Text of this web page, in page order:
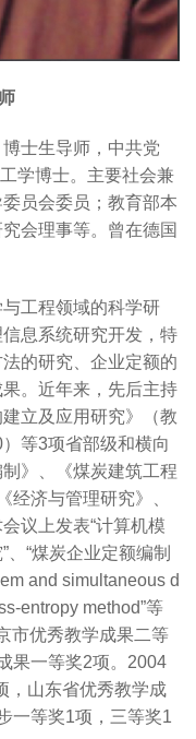
士生导师，中共党
学博士。主要社会兼
员会委员；教育部本
会理事等。曾在德国
工程领域的科学研
息系统研究开发，特
的研究、企业定额的
。近年来，先后主持
立及应用研究》（教
等3项省部级和横向
》、《煤炭建筑工程
经济与管理研究》、
议上发表“计算机模
“煤炭企业定额编制
and simultaneous d
entropy method”等
市优秀教学成果二等
果一等奖2项。2004
，山东省优秀教学成
一等奖1项，三等奖1